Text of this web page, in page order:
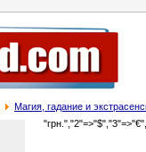
Магия, гадание и